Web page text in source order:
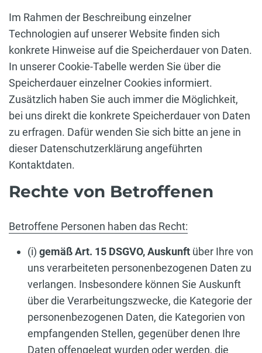
Im Rahmen der Beschreibung einzelner
Technologien auf unserer Website finden sich
konkrete Hinweise auf die Speicherdauer von Daten.
In unserer Cookie-Tabelle werden Sie über die
Speicherdauer einzelner Cookies informiert.
Zusätzlich haben Sie auch immer die Möglichkeit,
bei uns direkt die konkrete Speicherdauer von Daten
zu erfragen. Dafür wenden Sie sich bitte an jene in
dieser Datenschutzerklärung angeführten
Kontaktdaten.
Rechte von Betroffenen
Betroffene Personen haben das Recht:
(i) gemäß Art. 15 DSGVO,Auskunft über Ihre von
uns verarbeiteten personenbezogenen Daten zu
verlangen. Insbesondere können Sie Auskunft
über die Verarbeitungszwecke, die Kategorie der
personenbezogenen Daten, die Kategorien von
empfangenden Stellen, gegenüber denen Ihre
Daten offengelegt wurden oder werden, die